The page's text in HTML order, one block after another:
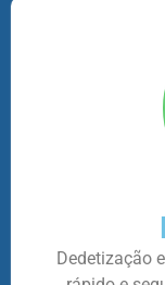
Dedetização